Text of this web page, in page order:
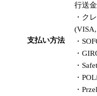
支払い方法
行送金
・ク
(VISA,
・
・
・
・POLi
・